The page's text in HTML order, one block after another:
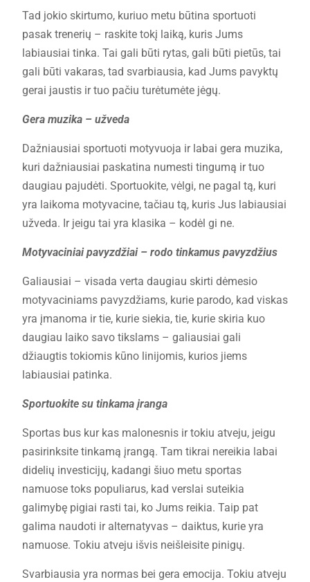
Tad jokio skirtumo, kuriuo metu būtina sportuoti
pasak trenerių – raskite tokį laiką, kuris Jums
labiausiai tinka. Tai gali būti rytas, gali būti pietūs, tai
gali būti vakaras, tad svarbiausia, kad Jums pavyktų
gerai jaustis ir tuo pačiu turėtumėte jėgų.
Gera muzika – užveda
Dažniausiai sportuoti motyvuoja ir labai gera muzika,
kuri dažniausiai paskatina numesti tingumą ir tuo
daugiau pajudėti. Sportuokite, vėlgi, ne pagal tą, kuri
yra laikoma motyvacine, tačiau tą, kuris Jus labiausiai
užveda. Ir jeigu tai yra klasika – kodėl gi ne.
Motyvaciniai pavyzdžiai – rodo tinkamus pavyzdžius
Galiausiai – visada verta daugiau skirti dėmesio
motyvaciniams pavyzdžiams, kurie parodo, kad viskas
yra įmanoma ir tie, kurie siekia, tie, kurie skiria kuo
daugiau laiko savo tikslams – galiausiai gali
džiaugtis tokiomis kūno linijomis, kurios jiems
labiausiai patinka.
Sportuokite su tinkama įranga
Sportas bus kur kas malonesnis ir tokiu atveju, jeigu
pasirinksite tinkamą įrangą. Tam tikrai nereikia labai
didelių investicijų, kadangi šiuo metu sportas
namuose toks populiarus, kad verslai suteikia
galimybę pigiai rasti tai, ko Jums reikia. Taip pat
galima naudoti ir alternatyvas – daiktus, kurie yra
namuose. Tokiu atveju išvis neišleisite pinigų.
Svarbiausia yra normas bei gera emocija. Tokiu atveju